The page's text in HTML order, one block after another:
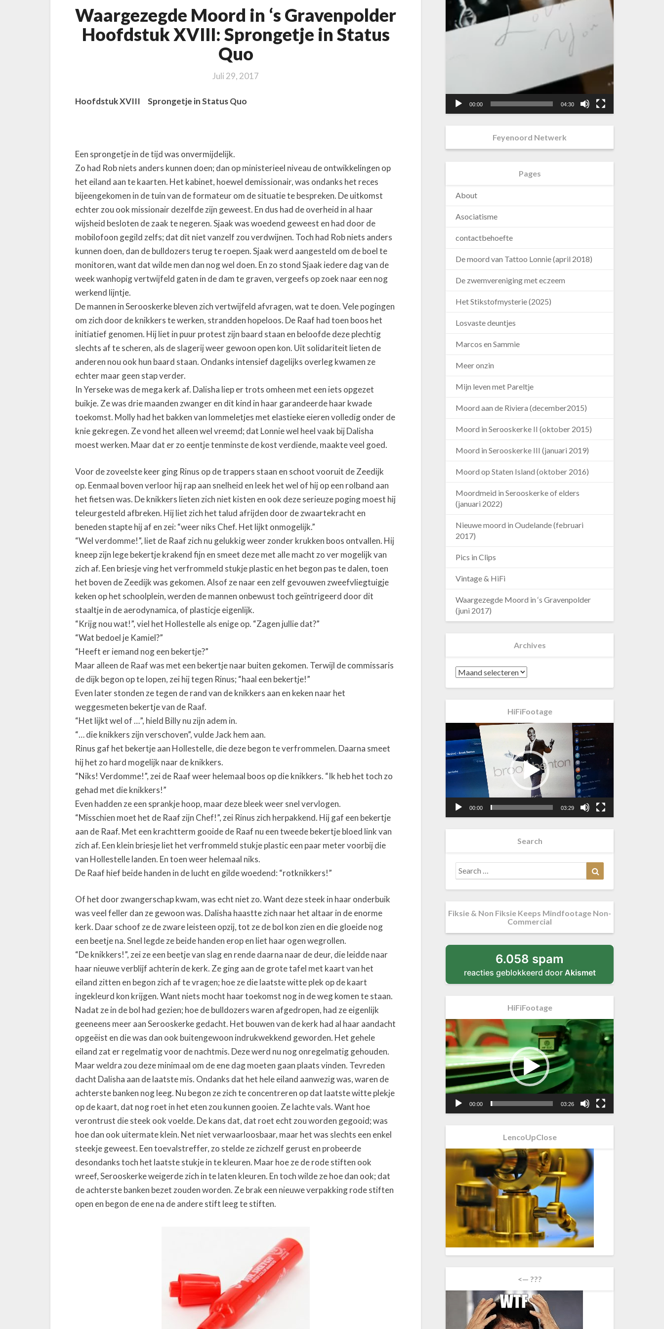
G
r
l
H
o
o
f
d
u
k
X
V
I
I
I
:
p
r
o
n
g
e
t
n
S
t
a
t
u
s
Q
u
o
Waargezegde Moord in ‘s Gravenpolder
Hoofdstuk XVIII: Sprongetje in Status
Quo
Juli 29, 2017
Hoofdstuk XVIII Sprongetje in Status Quo
Een sprongetje in de tijd was onvermijdelijk.
Zo had Rob niets anders kunnen doen; dan op ministerieel niveau de ontwikkelingen op
het eiland aan te kaarten. Het kabinet, hoewel demissionair, was ondanks het reces
bijeengekomen in de tuin van de formateur om de situatie te bespreken. De uitkomst
echter zou ook missionair dezelfde zijn geweest. En dus had de overheid in al haar
wijsheid besloten de zaak te negeren. Sjaak was woedend geweest en had door de
mobilofoon gegild zelfs; dat dit niet vanzelf zou verdwijnen. Toch had Rob niets anders
kunnen doen, dan de bulldozers terug te roepen. Sjaak werd aangesteld om de boel te
monitoren, want dat wilde men dan nog wel doen. En zo stond Sjaak iedere dag van de
week wanhopig vertwijfeld gaten in de dam te graven, vergeefs op zoek naar een nog
werkend lijntje.
De mannen in Serooskerke bleven zich vertwijfeld afvragen, wat te doen. Vele pogingen
om zich door de knikkers te werken, strandden hopeloos. De Raaf had toen boos het
initiatief genomen. Hij liet in puur protest zijn baard staan en beloofde deze plechtig
slechts af te scheren, als de slagerij weer gewoon open kon. Uit solidariteit lieten de
anderen nou ook hun baard staan. Ondanks intensief dagelijks overleg kwamen ze
echter maar geen stap verder.
In Yerseke was de mega kerk af. Dalisha liep er trots omheen met een iets opgezet
buikje. Ze was drie maanden zwanger en dit kind in haar garandeerde haar kwade
toekomst. Molly had het bakken van lommeletjes met elastieke eieren volledig onder de
knie gekregen. Ze vond het alleen wel vreemd; dat Lonnie wel heel vaak bij Dalisha
moest werken. Maar dat er zo eentje tenminste de kost verdiende, maakte veel goed.
Voor de zoveelste keer ging Rinus op de trappers staan en schoot vooruit de Zeedijk
op. Eenmaal boven verloor hij rap aan snelheid en leek het wel of hij op een rolband aan
het fietsen was. De knikkers lieten zich niet kisten en ook deze serieuze poging moest hij
teleurgesteld afbreken. Hij liet zich het talud afrijden door de zwaartekracht en
beneden stapte hij af en zei: “weer niks Chef. Het lijkt onmogelijk.”
“Wel verdomme!”, liet de Raaf zich nu gelukkig weer zonder krukken boos ontvallen. Hij
kneep zijn lege bekertje krakend fijn en smeet deze met alle macht zo ver mogelijk van
zich af. Een briesje ving het verfrommeld stukje plastic en het begon pas te dalen, toen
het boven de Zeedijk was gekomen. Alsof ze naar een zelf gevouwen zweefvliegtuigje
keken op het schoolplein, werden de mannen onbewust toch geïntrigeerd door dit
staaltje in de aerodynamica, of plasticje eigenlijk.
“Krijg nou wat!”, viel het Hollestelle als enige op. “Zagen jullie dat?”
“Wat bedoel je Kamiel?”
“Heeft er iemand nog een bekertje?”
Maar alleen de Raaf was met een bekertje naar buiten gekomen. Terwijl de commissaris
de dijk begon op te lopen, zei hij tegen Rinus; “haal een bekertje!”
Even later stonden ze tegen de rand van de knikkers aan en keken naar het
weggesmeten bekertje van de Raaf.
“Het lijkt wel of …”, hield Billy nu zijn adem in.
“… die knikkers zijn verschoven”, vulde Jack hem aan.
Rinus gaf het bekertje aan Hollestelle, die deze begon te verfrommelen. Daarna smeet
hij het zo hard mogelijk naar de knikkers.
“Niks! Verdomme!”, zei de Raaf weer helemaal boos op die knikkers. “Ik heb het toch zo
gehad met die knikkers!”
Even hadden ze een sprankje hoop, maar deze bleek weer snel vervlogen.
“Misschien moet het de Raaf zijn Chef!”, zei Rinus zich herpakkend. Hij gaf een bekertje
aan de Raaf. Met een krachtterm gooide de Raaf nu een tweede bekertje bloed link van
zich af. Een klein briesje liet het verfrommeld stukje plastic een paar meter voorbij die
van Hollestelle landen. En toen weer helemaal niks.
De Raaf hief beide handen in de lucht en gilde woedend: “rotknikkers!”
Of het door zwangerschap kwam, was echt niet zo. Want deze steek in haar onderbuik
was veel feller dan ze gewoon was. Dalisha haastte zich naar het altaar in de enorme
kerk. Daar schoof ze de zware leisteen opzij, tot ze de bol kon zien en die gloeide nog
een beetje na. Snel legde ze beide handen erop en liet haar ogen wegrollen.
“De knikkers!”, zei ze een beetje van slag en rende daarna naar de deur, die leidde naar
haar nieuwe verblijf achterin de kerk. Ze ging aan de grote tafel met kaart van het
eiland zitten en begon zich af te vragen; hoe ze die laatste witte plek op de kaart
ingekleurd kon krijgen. Want niets mocht haar toekomst nog in de weg komen te staan.
Nadat ze in de bol had gezien; hoe de bulldozers waren afgedropen, had ze eigenlijk
geeneens meer aan Serooskerke gedacht. Het bouwen van de kerk had al haar aandacht
opgeëist en die was dan ook buitengewoon indrukwekkend geworden. Het gehele
eiland zat er regelmatig voor de nachtmis. Deze werd nu nog onregelmatig gehouden.
Maar weldra zou deze minimaal om de ene dag moeten gaan plaats vinden. Tevreden
dacht Dalisha aan de laatste mis. Ondanks dat het hele eiland aanwezig was, waren de
achterste banken nog leeg. Nu begon ze zich te concentreren op dat laatste witte plekje
op de kaart, dat nog roet in het eten zou kunnen gooien. Ze lachte vals. Want hoe
verontrust die steek ook voelde. De kans dat, dat roet echt zou worden gegooid; was
hoe dan ook uitermate klein. Net niet verwaarloosbaar, maar het was slechts een enkel
steekje geweest. Een toevalstreffer, zo stelde ze zichzelf gerust en probeerde
desondanks toch het laatste stukje in te kleuren. Maar hoe ze de rode stiften ook
wreef, Serooskerke weigerde zich in te laten kleuren. En toch wilde ze hoe dan ook; dat
de achterste banken bezet zouden worden. Ze brak een nieuwe verpakking rode stiften
open en begon de ene na de andere stift leeg te stiften.
00:00 04:30
Feyenoord Netwerk
Pages
About
Asociatisme
contactbehoefte
De moord van Tattoo Lonnie (april 2018)
De zwemvereniging met eczeem
Het Stikstofmysterie (2025)
Losvaste deuntjes
Marcos en Sammie
Meer onzin
Mijn leven met Pareltje
Moord aan de Riviera (december2015)
Moord in Serooskerke II (oktober 2015)
Moord in Serooskerke III (januari 2019)
Moord op Staten Island (oktober 2016)
Moordmeid in Serooskerke of elders
(januari 2022)
Nieuwe moord in Oudelande (februari
2017)
Pics in Clips
Vintage & HiFi
Waargezegde Moord in ‘s Gravenpolder
(juni 2017)
Archives
HiFiFootage
Videospeler
00:00 03:29
Search
Search
for:
Fiksie & Non Fiksie Keeps Mindfootage Non-
Commercial
6.058 spam
reacties geblokkeerd door Akismet
HiFiFootage
Videospeler
00:00 03:26
LencoUpClose
<— ???